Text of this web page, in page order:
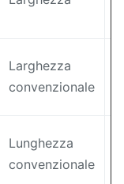
Larghezza
convenzionale
Lunghezza
convenzionale